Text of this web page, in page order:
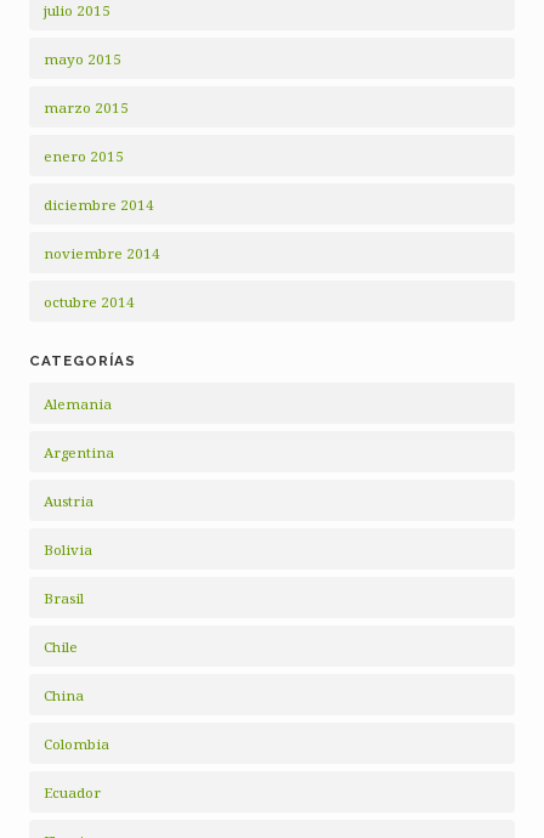
julio 2015
mayo 2015
marzo 2015
enero 2015
diciembre 2014
noviembre 2014
octubre 2014
CATEGORÍAS
Alemania
Argentina
Austria
Bolivia
Brasil
Chile
China
Colombia
Ecuador